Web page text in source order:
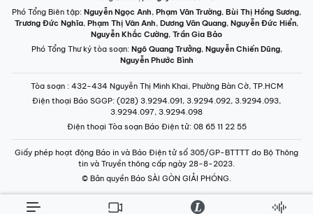
Phó Tổng Biên tập: Nguyễn Ngọc Anh, Phạm Văn Trường, Bùi Thị Hồng Sương,
Trương Đức Nghĩa, Phạm Thị Vân Anh, Dương Văn Quang, Nguyễn Đức Hiển,
Nguyễn Khắc Cường, Trần Gia Bảo
Phó Tổng Thư ký tòa soạn: Ngô Quang Trưởng, Nguyễn Chiến Dũng,
Nguyễn Phước Bình
Tòa soạn : 432-434 Nguyễn Thị Minh Khai, Phường Bàn Cờ, TP.HCM
Điện thoại Báo SGGP: (028) 3.9294.091, 3.9294.092, 3.9294.093,
3.9294.097, 3.9294.098
Điện thoại Tòa soạn Báo Điện tử: 08 65 11 22 55
Giấy phép hoạt động Báo in và Báo Điện tử số 305/GP-BTTTT do Bộ Thông
tin và Truyền thông cấp ngày 28-8-2023.
© Bản quyền Báo SÀI GÒN GIẢI PHÓNG.